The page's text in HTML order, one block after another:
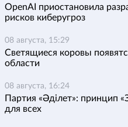
OpenAI приостановила
рисков киберугроз
08 августа, 15:29
Светящиеся коровы
области
08 августа, 16:24
Партия «Әділет»: принцип
для всех